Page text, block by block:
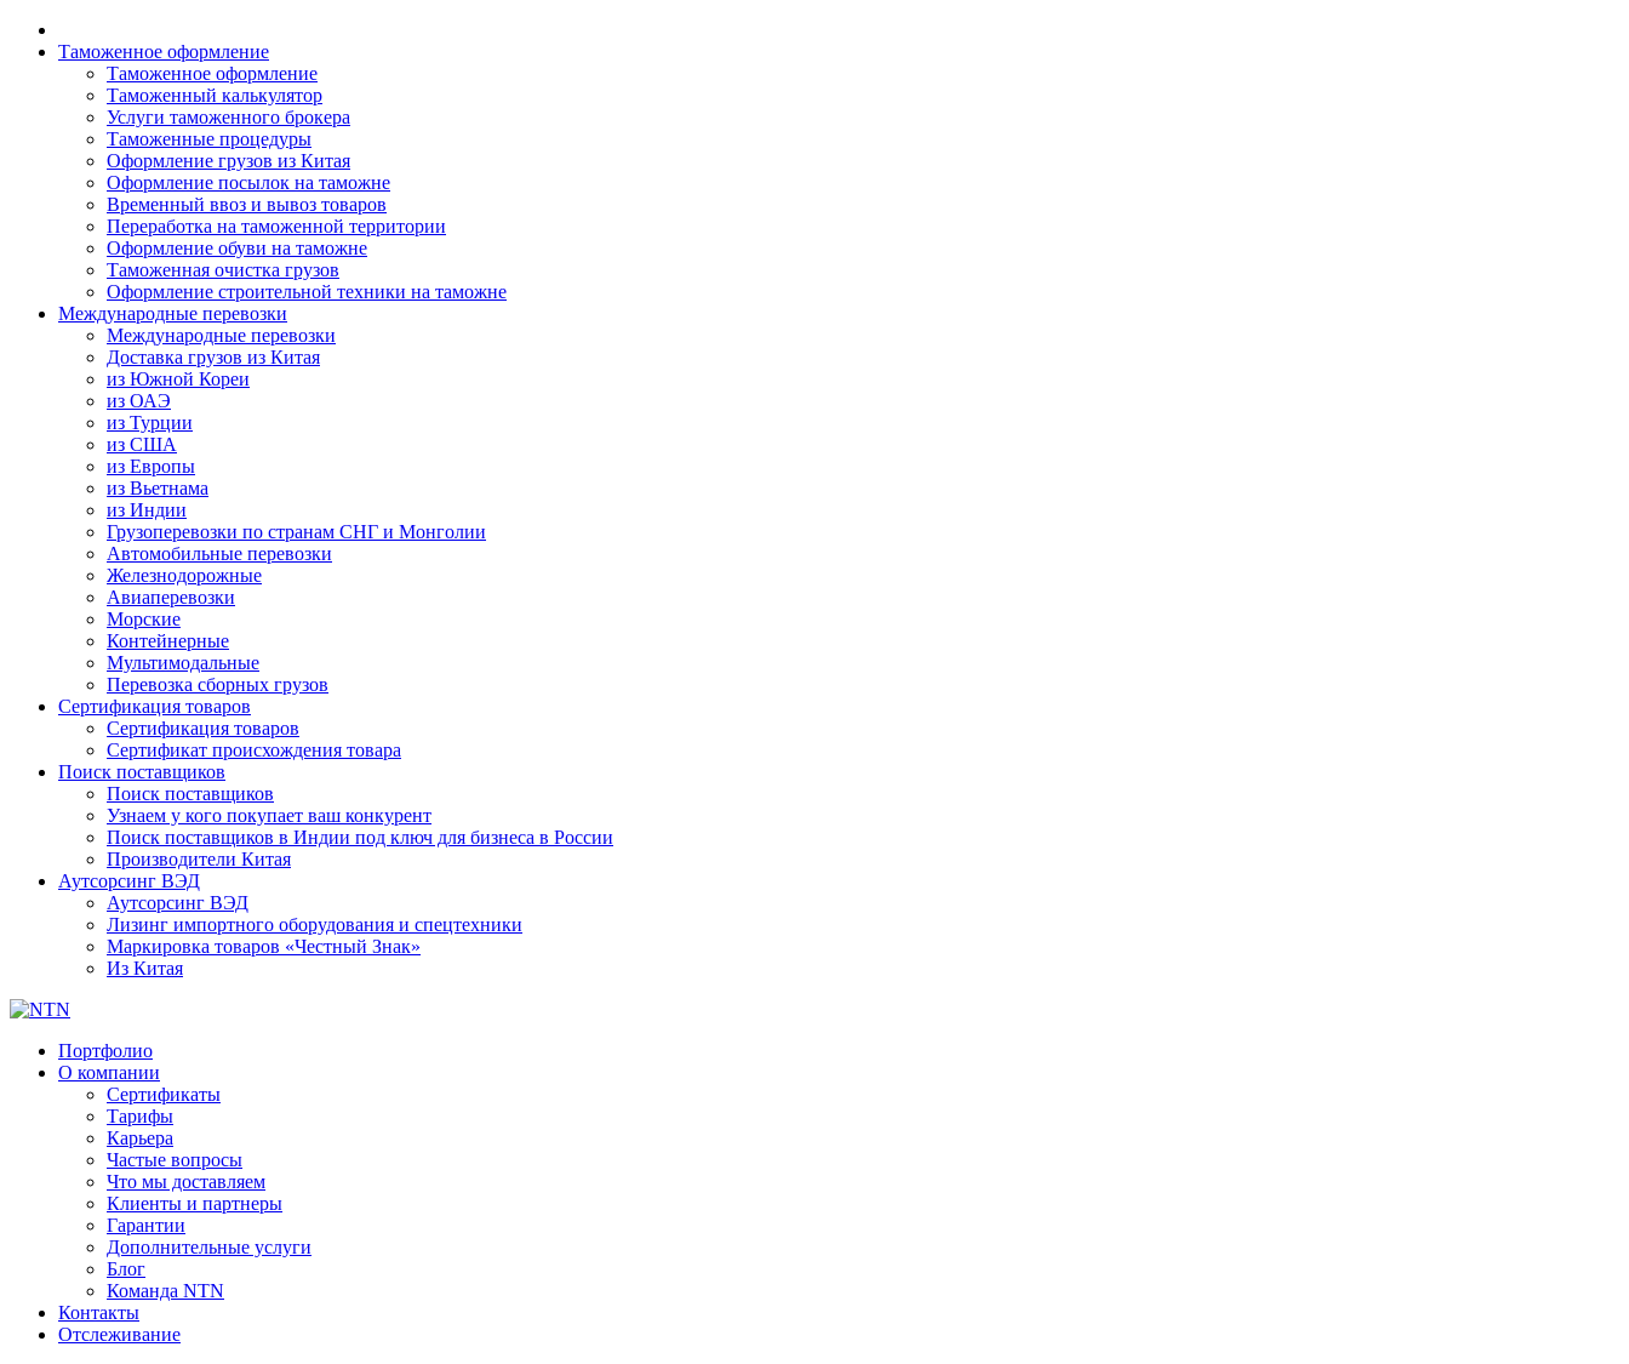
Таможенное оформление
Таможенное оформление
Таможенный калькулятор
Услуги таможенного брокера
Таможенные процедуры
Оформление грузов из Китая
Оформление посылок на таможне
Временный ввоз и вывоз товаров
Переработка на таможенной территории
Оформление обуви на таможне
Таможенная очистка грузов
Оформление строительной техники на таможне
Международные перевозки
Международные перевозки
Доставка грузов из Китая
из Южной Кореи
из ОАЭ
из Турции
из США
из Европы
из Вьетнама
из Индии
Грузоперевозки по странам СНГ и Монголии
Автомобильные перевозки
Железнодорожные
Авиаперевозки
Морские
Контейнерные
Мультимодальные
Перевозка сборных грузов
Сертификация товаров
Сертификация товаров
Сертификат происхождения товара
Поиск поставщиков
Поиск поставщиков
Узнаем у кого покупает ваш конкурент
Поиск поставщиков в Индии под ключ для бизнеса в России
Производители Китая
Аутсорсинг ВЭД
Аутсорсинг ВЭД
Лизинг импортного оборудования и спецтехники
Маркировка товаров «Честный Знак»
Из Китая
Портфолио
О компании
Сертификаты
Тарифы
Карьера
Частые вопросы
Что мы доставляем
Клиенты и партнеры
Гарантии
Дополнительные услуги
Блог
Команда NTN
Контакты
Отслеживание